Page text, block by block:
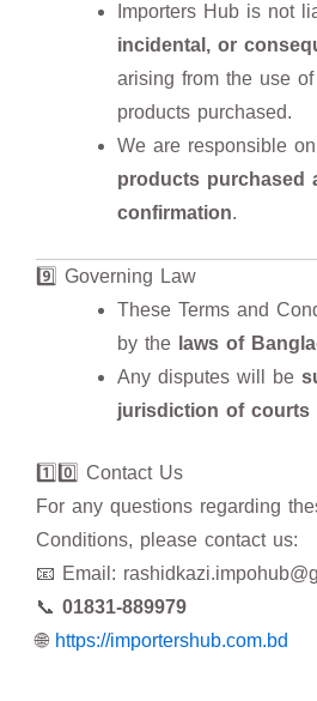
Importers Hub is not
incidental, or
arising from the use
products purchased.
We are responsible
products purchased
confirmation.
9️⃣ Governing Law
These Terms and
by the laws of
Any disputes will be
jurisdiction of courts
1️⃣0️⃣ Contact Us
For any questions regarding
Conditions, please contact us:
📧 Email:
📞 01831-889979
🌐 https://importershub.com.bd